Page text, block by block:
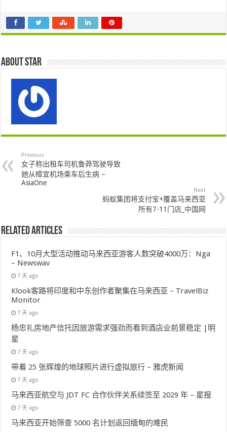
About star
Previous
女子称出租车司机鲁莽驾驶导致
她从樟宜机场乘车后生病 –
AsiaOne
Next
蚂蚁集团将支付宝+覆盖马来西亚
所有7-11门店_中国网
Related Articles
F1、10月大型活动推动马来西亚游客人数突破4000万：Nga
– Newswav
7 天 ago
Klook客路将印度和中东创作者聚集在马来西亚 – TravelBiz
Monitor
7 天 ago
杨忠礼房地产信托因旅游需求强劲而看到酒店业前景稳定 |明
星
7 天 ago
带着 25 张辉煌的地球照片进行虚拟旅行 – 雅虎新闻
7 天 ago
马来西亚航空与 JDT FC 合作伙伴关系续签至 2029 年 – 星报
7 天 ago
马来西亚开始筛查 5000 名计划返回缅甸的难民